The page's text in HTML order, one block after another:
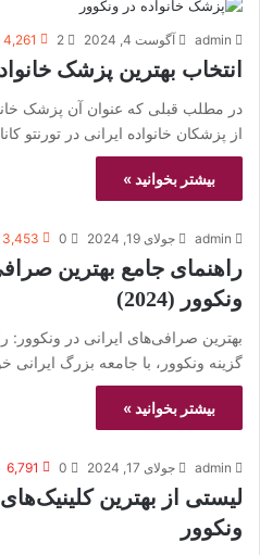
admin آگوست 4, 2024 2
4,261
انتخاب بهترین پزشک
در مطلب قبلی که عنوان آن پزشک
از پزشکان خانواده ایرانی در تورنتو
بیشتر بخوانید »
admin جولای 19, 2024 0
3,453
راهنمای جامع بهترین
ونکوور (2024)
بهترین صرافی‌های ایرانی در ونکوور:
گزینه ونکوور، با جامعه بزرگ
بیشتر بخوانید »
admin جولای 17, 2024 0
6,791
لیستی از بهترین
ونکوور